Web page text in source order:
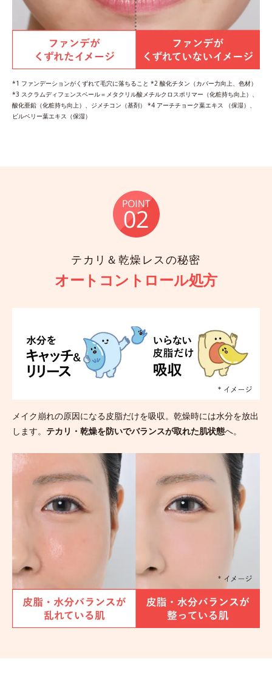
*1 ファンデーションがくずれて毛穴に落ちること *2 酸化チタン（カバー力向上、色材）
*3 スクラムディフェンスベール＝メタクリル酸メチルクロスポリマー（化粧持ち向上）、
酸化亜鉛（化粧持ち向上）、ジメチコン（基剤） *4 アーチチョーク葉エキス （保湿）、
ビルベリー葉エキス（保湿）
テカリ＆乾燥レスの秘密
オートコントロール処方
メイク崩れの原因になる皮脂だけを吸収。乾燥時には水分を放出
します。 テカリ・乾燥を防いでバランスが取れた肌状態へ。